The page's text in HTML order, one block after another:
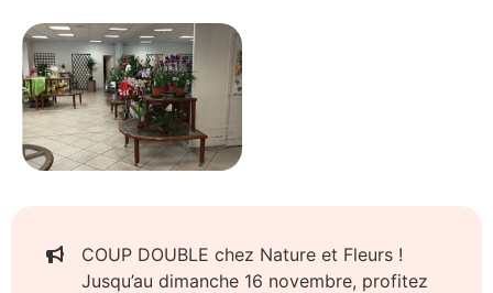
COUP DOUBLE chez Nature et Fleurs !
Jusqu’au dimanche 16 novembre, profitez